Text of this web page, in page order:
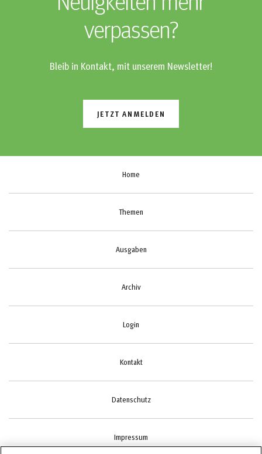
verpassen?
Bleib in Kontakt, mit unserem Newsletter!
JETZT ANMELDEN
Home
Themen
Ausgaben
Archiv
Login
Kontakt
Datenschutz
Impressum